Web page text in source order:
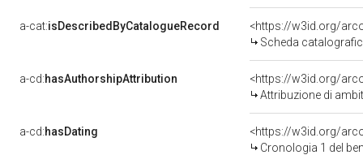
a-cat:isDescribedByCatalogueRecord
<https://w3id.org/
Scheda
a-cd:hasAuthorshipAttribution
<https://w3id.org/
Attribuzione di
a-cd:hasDating
<https://w3id.org/
Cronologia 1 del